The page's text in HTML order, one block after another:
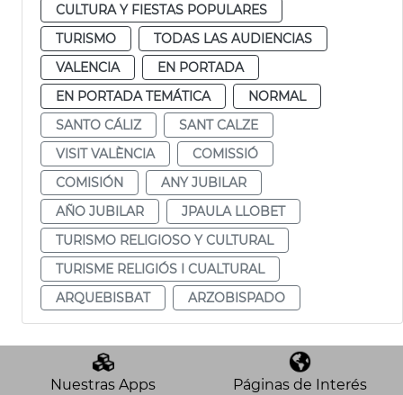
CULTURA Y FIESTAS POPULARES
TURISMO
TODAS LAS AUDIENCIAS
VALENCIA
EN PORTADA
EN PORTADA TEMÁTICA
NORMAL
SANTO CÁLIZ
SANT CALZE
VISIT VALÈNCIA
COMISSIÓ
COMISIÓN
ANY JUBILAR
AÑO JUBILAR
JPAULA LLOBET
TURISMO RELIGIOSO Y CULTURAL
TURISME RELIGIÓS I CUALTURAL
ARQUEBISBAT
ARZOBISPADO
Nuestras Apps Páginas de Interés